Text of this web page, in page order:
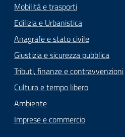
Mobilità e trasporti
Edilizia e Urbanistica
Anagrafe e stato civile
Giustizia e sicurezza pubblica
Tributi, finanze e contravvenzioni
Cultura e tempo libero
Ambiente
Imprese e commercio